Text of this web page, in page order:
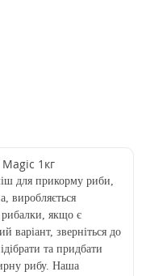
1кг
для прикорму риби,
виробляється
якщо є
варіант, зверніться до
та придбати
рибу. Наша